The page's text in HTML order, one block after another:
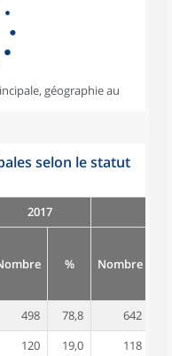
géographie au
selon le statut
2017
% Nombre
498 78,8 642
120 19,0 118